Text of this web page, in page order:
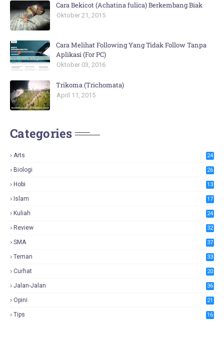
Cara Bekicot (Achatina fulica) Berkembang Biak
Oktober 21, 2015
Cara Melihat Following Yang Tidak Follow Tanpa
Aplikasi (For PC)
Oktober 03, 2016
Trikoma (Trichomata)
April 11, 2015
Categories
Arts 24
Biologi 26
Hobi 13
Islam 17
Kuliah 24
Review 32
SMA 37
Teman 33
Curhat 20
Jalan-Jalan 36
Opini 21
Tips 16